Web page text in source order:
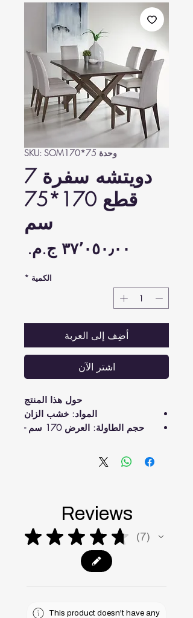
وحدة SKU: SOM170*75
دويتشه سفرة 7
قطع 170*75
سم
الكمية *
أضِف إلى العربة
اشترِ الآن
حول هذا المنتج
المواد: خشب الزان
حجم الطاولة: العرض 170 سم -
العمق 45 سم - الارتفاع 103 سم
Reviews
★ ★ ★ ★ ★ 7
7
This product doesn't have any